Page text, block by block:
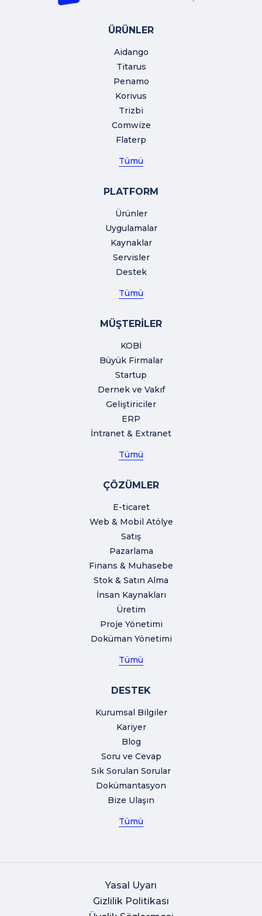
ÜRÜNLER
Aidango
Titarus
Penamo
Korivus
Trizbi
Comwize
Flaterp
Tümü
PLATFORM
Ürünler
Uygulamalar
Kaynaklar
Servisler
Destek
Tümü
MÜŞTERİLER
KOBİ
Büyük Firmalar
Startup
Dernek ve Vakıf
Geliştiriciler
ERP
İntranet & Extranet
Tümü
ÇÖZÜMLER
E-ticaret
Web & Mobil Atölye
Satış
Pazarlama
Finans & Muhasebe
Stok & Satın Alma
İnsan Kaynakları
Üretim
Proje Yönetimi
Doküman Yönetimi
Tümü
DESTEK
Kurumsal Bilgiler
Kariyer
Blog
Soru ve Cevap
Sık Sorulan Sorular
Dokümantasyon
Bize Ulaşın
Tümü
Yasal Uyarı
Gizlilik Politikası